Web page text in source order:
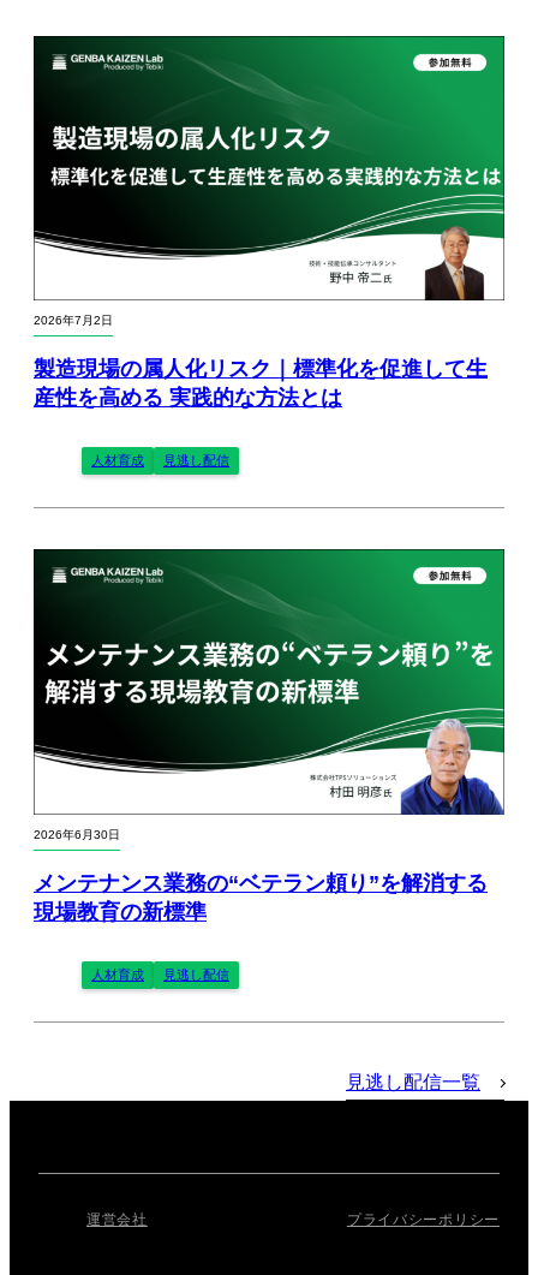
2026年7月2日
製造現場の属人化リスク｜標準化を促進して生
産性を高める 実践的な方法とは
人材育成 見逃し配信
2026年6月30日
メンテナンス業務の“ベテラン頼り”を解消する
現場教育の新標準
人材育成 見逃し配信
見逃し配信一覧
運営会社 プライバシーポリシー